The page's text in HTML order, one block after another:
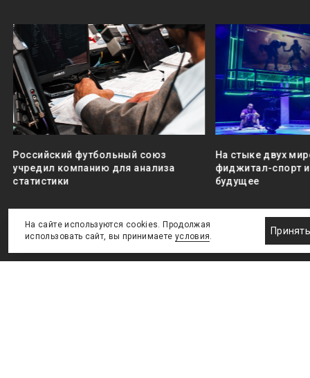
Российский футбольный союз
учредил компанию для анализа
статистики
На стыке двух
фиджитал-спорт
будущее
На сайте используются cookies. Продолжая
использовать сайт, вы принимаете условия.
Принять